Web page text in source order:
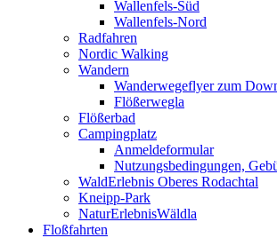
Wallenfels-Süd
Wallenfels-Nord
Radfahren
Nordic Walking
Wandern
Wanderwegeflyer zum
Flößerwegla
Flößerbad
Campingplatz
Anmeldeformular
Nutzungsbedingungen,
WaldErlebnis Oberes Rodachtal
Kneipp-Park
NaturErlebnisWäldla
Floßfahrten